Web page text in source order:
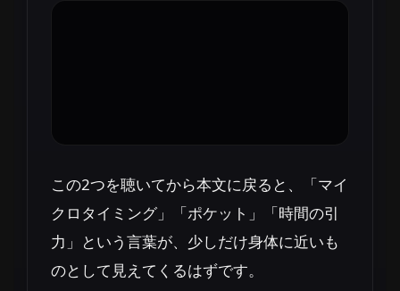
この2つを聴いてから本文に戻ると、「マイ
クロタイミング」「ポケット」「時間の引
力」という言葉が、少しだけ身体に近いも
のとして見えてくるはずです。